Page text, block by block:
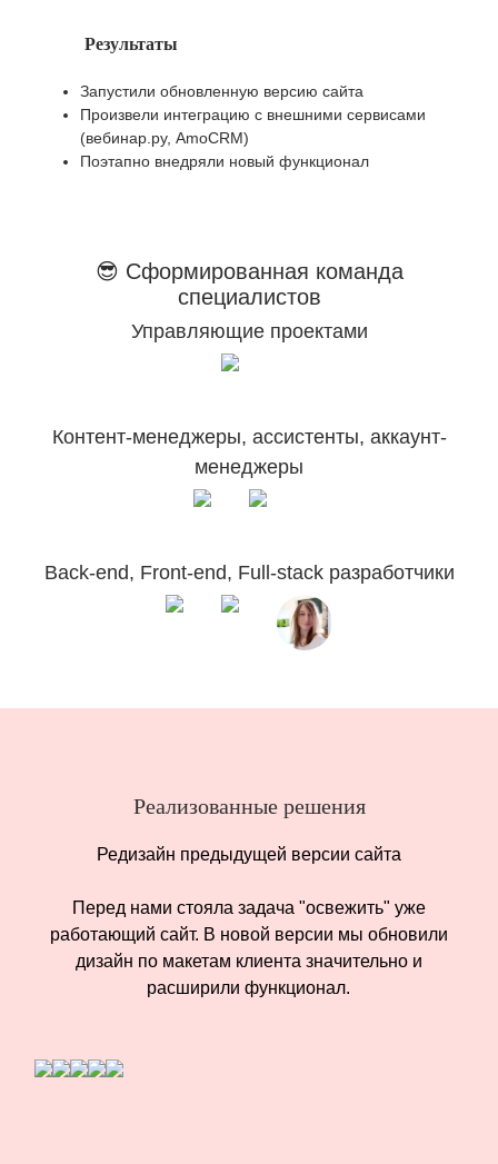
Результаты
Запустили обновленную версию сайта
Произвели интеграцию с внешними сервисами
(вебинар.ру, AmoCRM)
Поэтапно внедряли новый функционал
😎 Сформированная команда
специалистов
Управляющие проектами
Контент-менеджеры, ассистенты, аккаунт-
менеджеры
Back-end, Front-end, Full-stack разработчики
Реализованные решения
Редизайн предыдущей версии сайта
Перед нами стояла задача "освежить" уже
работающий сайт. В новой версии мы обновили
дизайн по макетам клиента значительно и
расширили функционал.